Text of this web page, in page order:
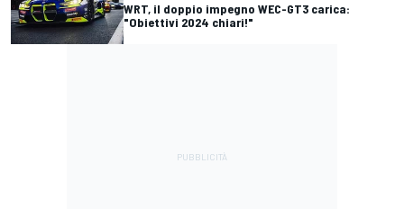
WRT, il doppio impegno WEC-GT3 carica:
"Obiettivi 2024 chiari!"